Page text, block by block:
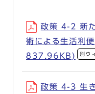
政策 4-2 新
術による生活利
837.96KB)
別ウ
政策 4-3 生